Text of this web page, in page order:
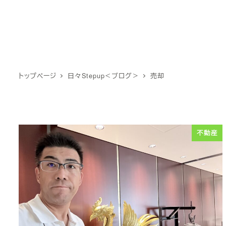
トップページ 日々Stepup＜ブログ＞ 売却
不動産